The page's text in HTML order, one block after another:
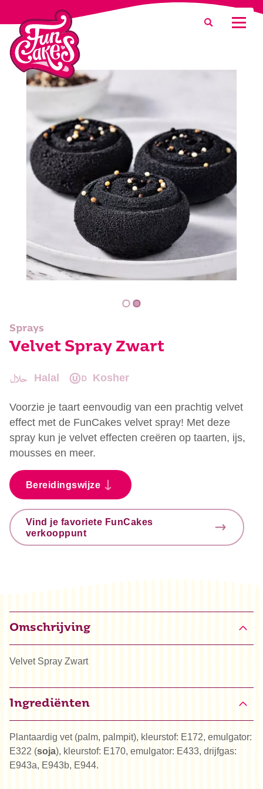
Waar ben je naar op zoek?
Zoeken
Sprays
Velvet Spray Zwart
Halal Kosher
Voorzie je taart eenvoudig van een prachtig velvet
effect met de FunCakes velvet spray! Met deze
spray kun je velvet effecten creëren op taarten, ijs,
mousses en meer.
Bereidingswijze
Vind je favoriete FunCakes
verkooppunt
Omschrijving
Velvet Spray Zwart
Ingrediënten
Plantaardig vet (palm, palmpit), kleurstof: E172, emulgator:
E322 (soja), kleurstof: E170, emulgator: E433, drijfgas:
E943a, E943b, E944.